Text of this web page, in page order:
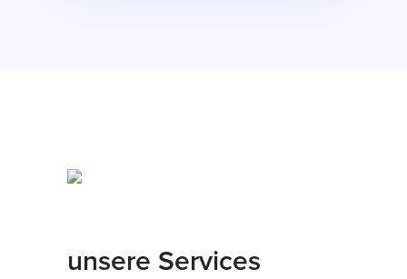
unsere Services